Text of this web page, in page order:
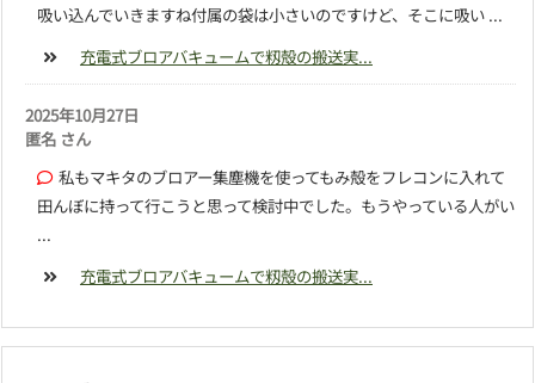
吸い込んでいきますね付属の袋は小さいのですけど、そこに吸い ...
充電式ブロアバキュームで籾殻の搬送実...
2025年10月27日
匿名 さん
私もマキタのブロアー集塵機を使ってもみ殻をフレコンに入れて
田んぼに持って行こうと思って検討中でした。もうやっている人がい
...
充電式ブロアバキュームで籾殻の搬送実...